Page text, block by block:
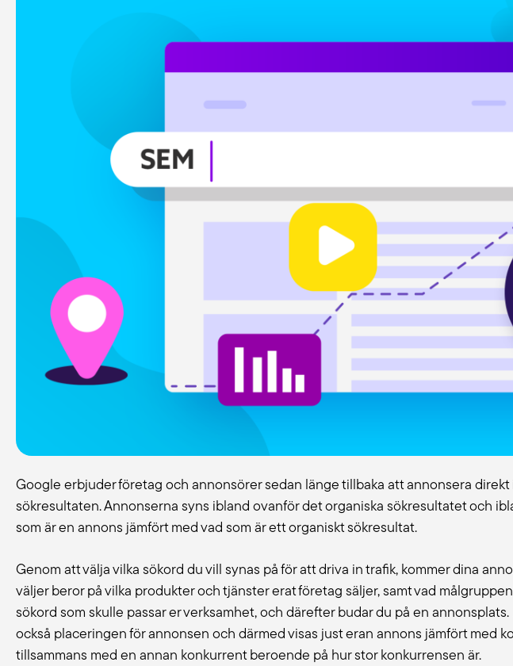
Google erbjuder företag och annonsörer sedan länge tillbaka att annonsera
sökresultaten. Annonserna syns ibland ovanför det organiska sökresultatet och
som är en annons jämfört med vad som är ett organiskt sökresultat.
Genom att välja vilka sökord du vill synas på för att driva in trafik, kommer dina
väljer beror på vilka produkter och tjänster erat företag säljer, samt vad
sökord som skulle passar er verksamhet, och därefter budar du på en
också placeringen för annonsen och därmed visas just eran annons jämfört med
tillsammans med en annan konkurrent beroende på hur stor konkurrensen är.